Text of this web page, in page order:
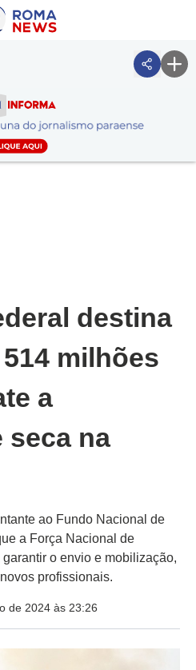
destina
milhões
a
seca na
ao Fundo Nacional de
a Força Nacional de
o envio e mobilização,
profissionais.
de 2024 às 23:26